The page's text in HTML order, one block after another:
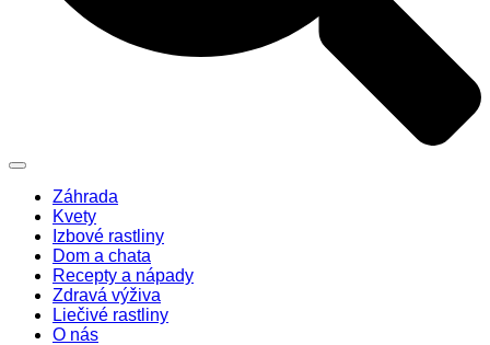
Záhrada
Kvety
Izbové rastliny
Dom a chata
Recepty a nápady
Zdravá výživa
Liečivé rastliny
O nás